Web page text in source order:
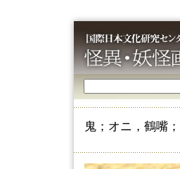
鬼；オニ，鶴嘴